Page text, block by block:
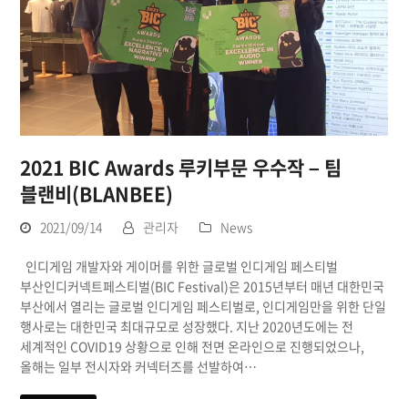
2021 BIC Awards 루키부문 우수작 – 팀
블랜비(BLANBEE)
2021/09/14 관리자 News
인디게임 개발자와 게이머를 위한 글로벌 인디게임 페스티벌
부산인디커넥트페스티벌(BIC Festival)은 2015년부터 매년 대한민국
부산에서 열리는 글로벌 인디게임 페스티벌로, 인디게임만을 위한 단일
행사로는 대한민국 최대규모로 성장했다. 지난 2020년도에는 전
세계적인 COVID19 상황으로 인해 전면 온라인으로 진행되었으나,
올해는 일부 전시자와 커넥터즈를 선발하여…